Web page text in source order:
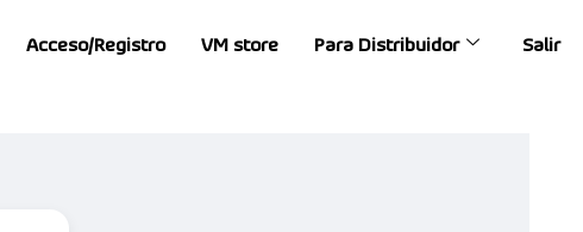
Acceso/Registro VM store Para Distribuidor Salir